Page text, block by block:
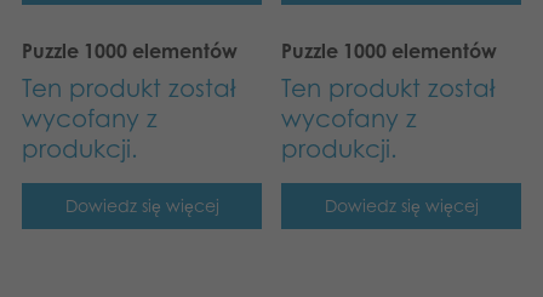
Puzzle 1000 elementów
Ten produkt został
wycofany z
produkcji.
Dowiedz się więcej
Puzzle 1000 elementów
Ten produkt został
wycofany z
produkcji.
Dowiedz się więcej